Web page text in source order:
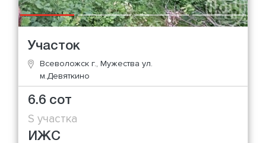
Участок
Всеволожск г., Мужества ул.
м.Девяткино
6.6 сот
S участка
ИЖС